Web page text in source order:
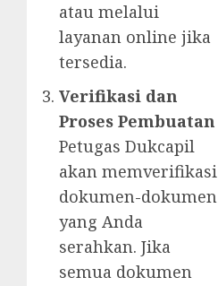
atau melalui
layanan online jika
tersedia.
Verifikasi dan
Proses Pembuatan
Petugas Dukcapil
akan memverifikasi
dokumen-dokumen
yang Anda
serahkan. Jika
semua dokumen